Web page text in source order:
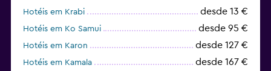
Hotéis em Krabi desde 13 €
Hotéis em Ko Samui desde 95 €
Hotéis em Karon desde 127 €
Hotéis em Kamala desde 167 €